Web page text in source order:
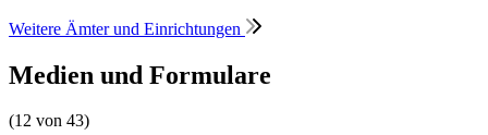
Weitere Ämter und Einrichtungen
Medien und Formulare
(12 von 43)